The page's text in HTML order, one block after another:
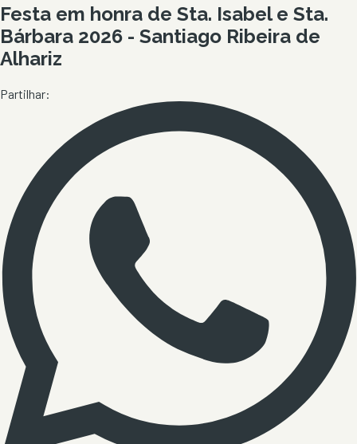
Festa em honra de Sta. Isabel e Sta.
Bárbara 2026 - Santiago Ribeira de
Alhariz
Partilhar: